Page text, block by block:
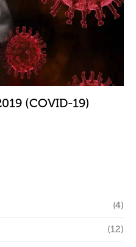
(COVID-19)
(4)
(12)